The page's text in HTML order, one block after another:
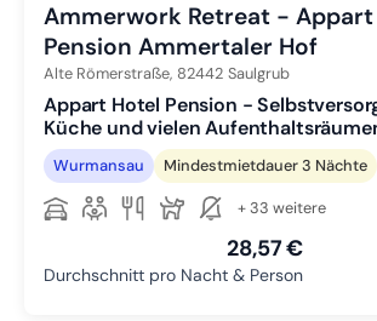
Ammerwork Retreat -
Pension Ammertaler Hof
Alte Römerstraße, 82442 Saulgrub
Appart Hotel Pension -
Küche und vielen
Wurmansau Mindestmietdauer 3 Nächte
+ 33 weitere
28,57 €
Durchschnitt pro Nacht & Person